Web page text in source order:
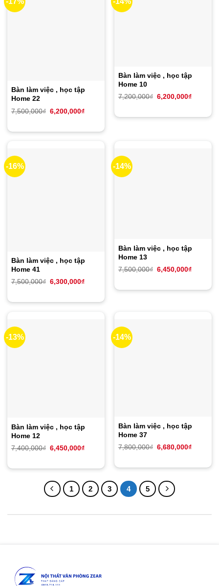
Bàn làm việc , học tập
Home 22
7,500,000₫ Giá
gốc
6,200,000₫Giá
Bàn làm việc , học tập
Home 10
7,200,000₫ Giá
7,200,000₫.
6,200,000₫Giá
là:
-16%
Bàn làm việc , học tập
Home 41
7,500,000₫ Giá
7,500,000₫.
6,300,000₫Giá
là:
-14%
Bàn làm việc , học tập
Home 13
7,500,000₫ Giá
6,450,000₫Giá
-13%
Bàn làm việc , học tập
Home 12
7,400,000₫ Giá
6,450,000₫Giá
-14%
Bàn làm việc , học tập
Home 37
7,800,000₫ Giá
7,800,000₫.
6,680,000₫Giá
là:
1 2 3 4 5